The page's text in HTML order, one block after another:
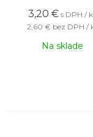
3,20 € s DPH /
2,60 € bez DPH /
Na sklade